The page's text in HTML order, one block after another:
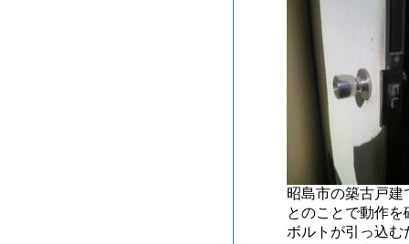
昭島市の築古戸
とのことで動作
ボルトが引っ込